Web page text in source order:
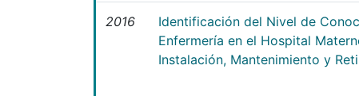
2016
Identificación del Nivel de
Enfermería en el Hospital
Instalación, Mantenimiento y